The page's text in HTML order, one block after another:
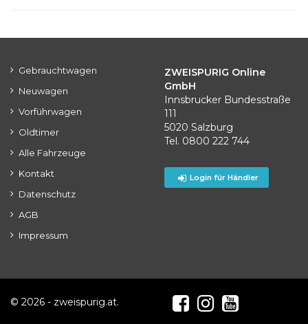
Gebrauchtwagen
Neuwagen
Vorführwagen
Oldtimer
Alle Fahrzeuge
Kontakt
Datenschutz
AGB
Impressum
ZWEISPURIG Online
GmbH
Innsbrucker Bundesstraße
111
5020 Salzburg
Tel. 0800 222 744
Login für Händler
© 2026 - zweispurig.at.